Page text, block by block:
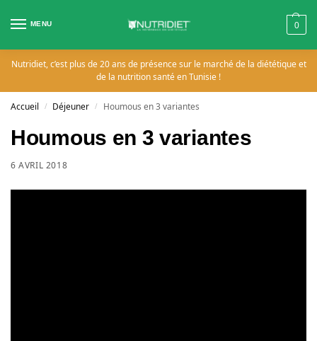
MENU 0
Nutridiet, c’est plus de 20 ans de présence sur le marché de la diététique et
de la nutrition santé en Tunisie !
Accueil / Déjeuner / Houmous en 3 variantes
Houmous en 3 variantes
6 AVRIL 2018